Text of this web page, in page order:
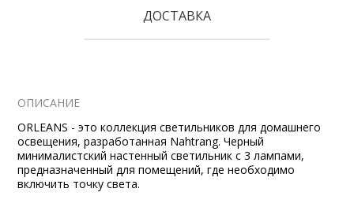
ДОСТАВКА
ОПИСАНИЕ
ORLEANS - это коллекция светильников для домашнего
освещения, разработанная Nahtrang. Черный
минималистский настенный светильник с 3 лампами,
предназначенный для помещений, где необходимо
включить точку света.